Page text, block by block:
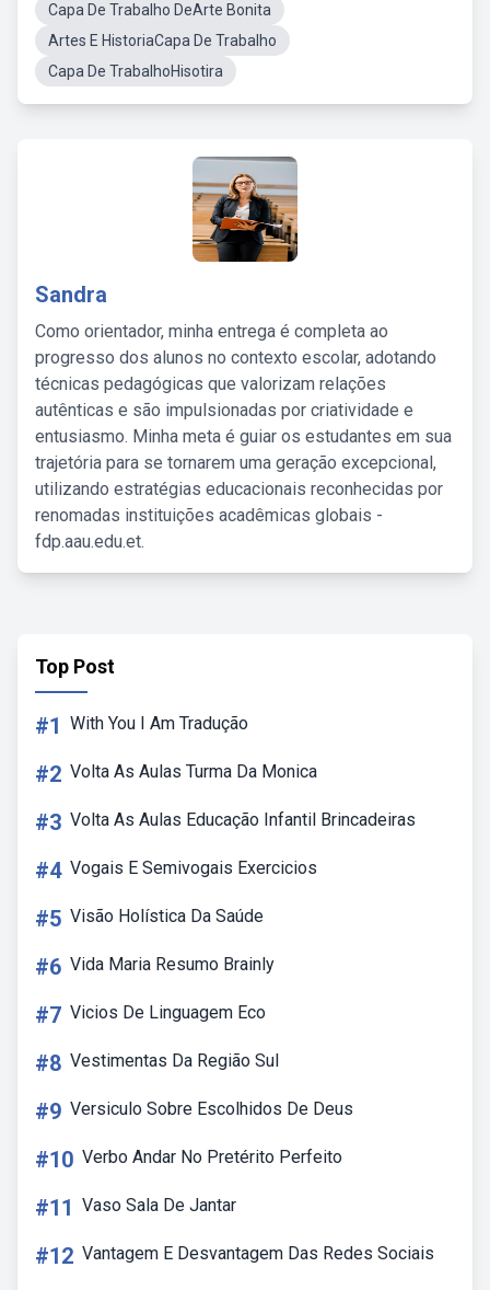
Capa De Trabalho DeArte Bonita
Artes E HistoriaCapa De Trabalho
Capa De TrabalhoHisotira
Sandra
Como orientador, minha entrega é completa ao
progresso dos alunos no contexto escolar, adotando
técnicas pedagógicas que valorizam relações
autênticas e são impulsionadas por criatividade e
entusiasmo. Minha meta é guiar os estudantes em sua
trajetória para se tornarem uma geração excepcional,
utilizando estratégias educacionais reconhecidas por
renomadas instituições acadêmicas globais -
fdp.aau.edu.et.
Top Post
#1 With You I Am Tradução
#2 Volta As Aulas Turma Da Monica
#3 Volta As Aulas Educação Infantil Brincadeiras
#4 Vogais E Semivogais Exercicios
#5 Visão Holística Da Saúde
#6 Vida Maria Resumo Brainly
#7 Vicios De Linguagem Eco
#8 Vestimentas Da Região Sul
#9 Versiculo Sobre Escolhidos De Deus
#10 Verbo Andar No Pretérito Perfeito
#11 Vaso Sala De Jantar
#12 Vantagem E Desvantagem Das Redes Sociais